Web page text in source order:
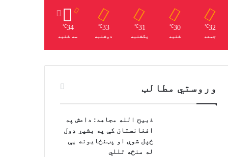
32
℃
جمعه
30
℃
شنبه
31
℃
یکشنبه
33
℃
دوشنبه
34
℃
سه شنبه
وروستي مطالب
ذبیح الله مجاهد: داعش په
افغانستان کې په بشپړ ډول
ځپل شوې او پټنځایونه یې
له منځه تللي